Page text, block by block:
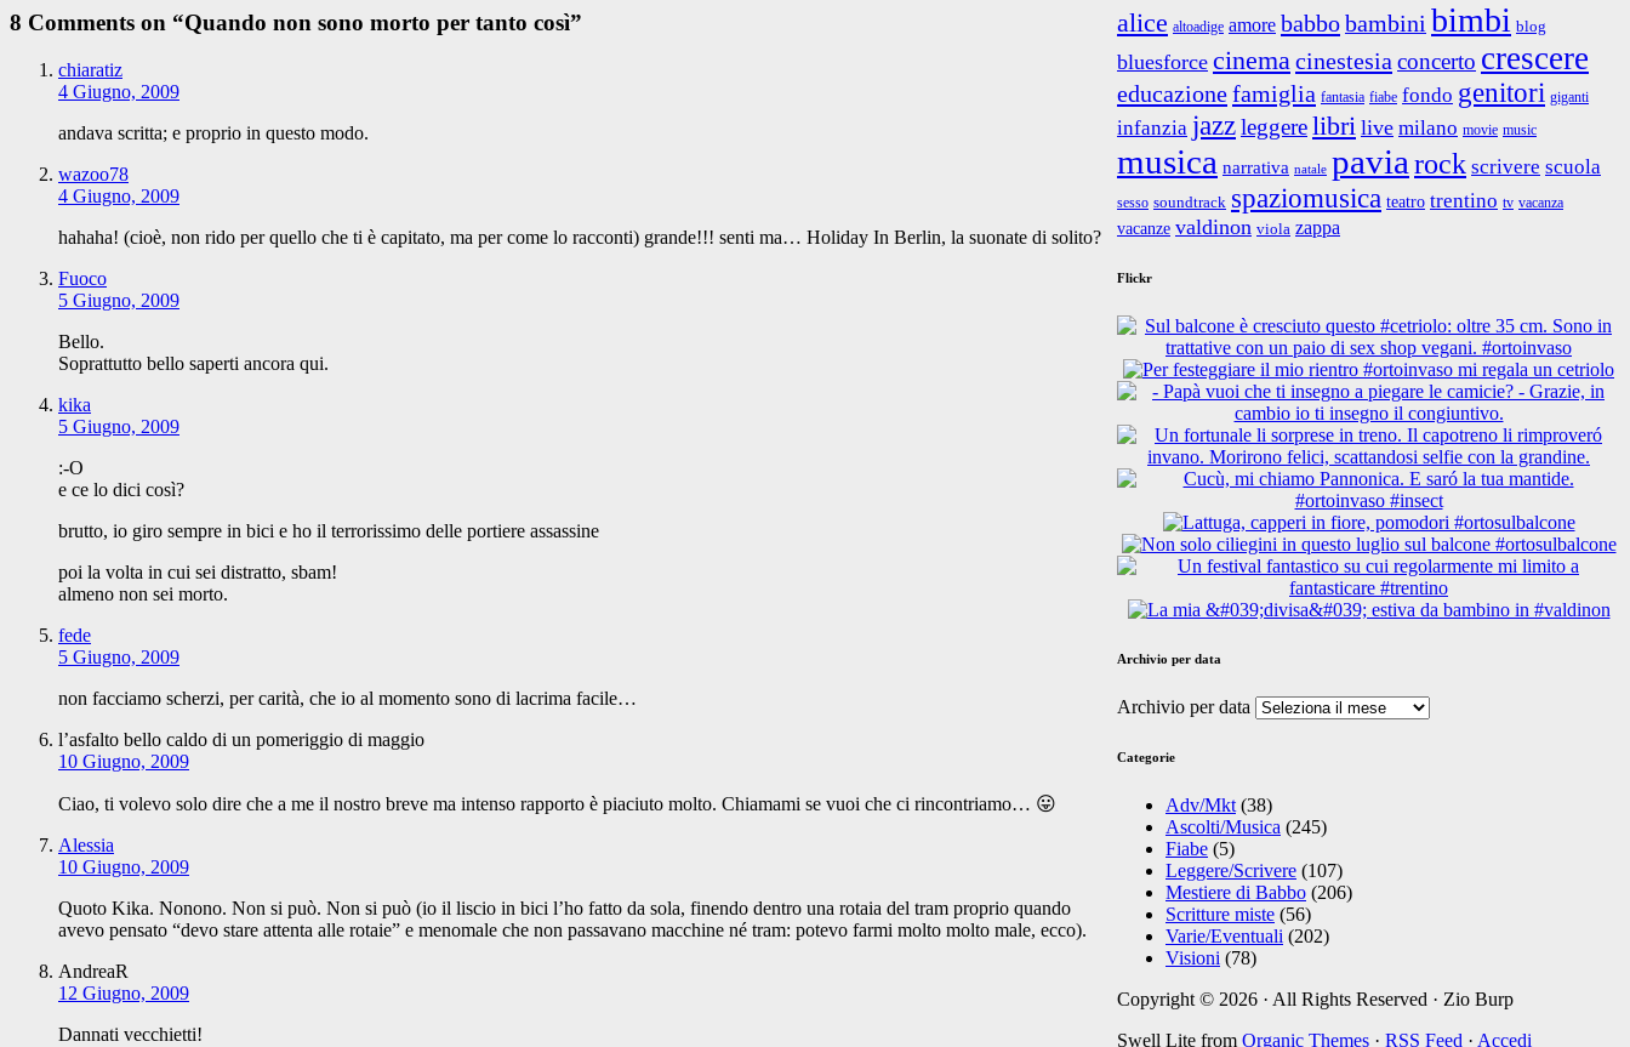
8 Comments on “Quando non sono morto per tanto così”
chiaratiz
4 Giugno, 2009
andava scritta; e proprio in questo modo.
wazoo78
4 Giugno, 2009
hahaha! (cioè, non rido per quello che ti è capitato, ma per come lo racconti) grande!!! senti ma… Holiday In Berlin, la suonate di solito?
Fuoco
5 Giugno, 2009
Bello.
Soprattutto bello saperti ancora qui.
kika
5 Giugno, 2009
:-O
e ce lo dici così?
brutto, io giro sempre in bici e ho il terrorissimo delle portiere assassine
poi la volta in cui sei distratto, sbam!
almeno non sei morto.
fede
5 Giugno, 2009
non facciamo scherzi, per carità, che io al momento sono di lacrima facile…
l’asfalto bello caldo di un pomeriggio di maggio
10 Giugno, 2009
Ciao, ti volevo solo dire che a me il nostro breve ma intenso rapporto è piaciuto molto. Chiamami se vuoi che ci rincontriamo… 😛
Alessia
10 Giugno, 2009
Quoto Kika. Nonono. Non si può. Non si può (io il liscio in bici l’ho fatto da sola, finendo dentro una rotaia del tram proprio quando
avevo pensato “devo stare attenta alle rotaie” e menomale che non passavano macchine né tram: potevo farmi molto molto male, ecco).
AndreaR
12 Giugno, 2009
Dannati vecchietti!
alice altoadige amore babbobambini bimbi blog
bluesforce cinemacinestesiaconcerto crescere
educazionefamiglia fantasia fiabe fondo genitori giganti
infanzia jazzleggerelibri live milano movie music
musica narrativa natale paviarock scrivere scuola
sesso soundtrack spaziomusica teatro trentino tv vacanza
vacanze valdinon viola zappa
Flickr
Archivio per data
Archivio per data
Categorie
Adv/Mkt (38)
Ascolti/Musica (245)
Fiabe (5)
Leggere/Scrivere (107)
Mestiere di Babbo (206)
Scritture miste (56)
Varie/Eventuali (202)
Visioni (78)
Copyright © 2026 · All Rights Reserved · Zio Burp
Swell Lite from Organic Themes · RSS Feed · Accedi